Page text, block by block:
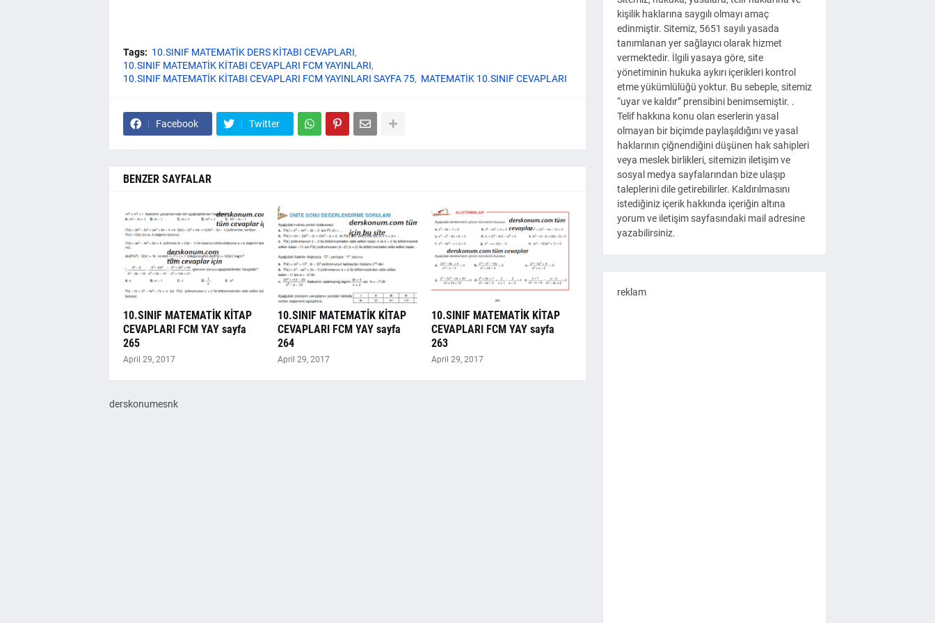
Tags: 10.SINIF MATEMATİK DERS KİTABI CEVAPLARI
10.SINIF MATEMATİK KİTABI CEVAPLARI FCM YAYINLARI
10.SINIF MATEMATİK KİTABI CEVAPLARI FCM YAYINLARI SAYFA 75
MATEMATİK 10.SINIF CEVAPLARI
Facebook Twitter
BENZER SAYFALAR
10.SINIF MATEMATİK KİTAP
CEVAPLARI FCM YAY sayfa
265
April 29, 2017
10.SINIF MATEMATİK KİTAP
CEVAPLARI FCM YAY sayfa
264
April 29, 2017
10.SINIF MATEMATİK KİTAP
CEVAPLARI FCM YAY sayfa
263
April 29, 2017
derskonumesnk
kişilik haklarına saygılı olmayı amaç
edinmiştir. Sitemiz, 5651 sayılı yasada
tanımlanan yer sağlayıcı olarak hizmet
vermektedir. İlgili yasaya göre, site
yönetiminin hukuka aykırı içerikleri kontrol
etme yükümlülüğü yoktur. Bu sebeple, sitemiz
“uyar ve kaldır” prensibini benimsemiştir. .
Telif hakkına konu olan eserlerin yasal
olmayan bir biçimde paylaşıldığını ve yasal
haklarının çiğnendiğini düşünen hak sahipleri
veya meslek birlikleri, sitemizin iletişim ve
sosyal medya sayfalarından bize ulaşıp
taleplerini dile getirebilirler. Kaldırılmasını
istediğiniz içerik hakkında içeriğin altına
yorum ve iletişim sayfasındaki mail adresine
yazabilirsiniz.
reklam